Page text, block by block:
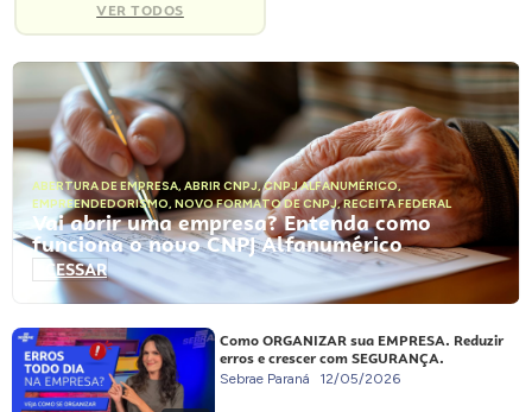
VER TODOS
ABERTURA DE EMPRESA, ABRIR CNPJ,CNPJ ALFANUMÉRICO,
EMPREENDEDORISMO, NOVO FORMATO DE CNPJ,RECEITA FEDERAL
Vai abrir uma empresa? Entenda como
funciona o novo CNPJ Alfanumérico
ACESSAR
Como ORGANIZAR sua EMPRESA. Reduzir
erros e crescer com SEGURANÇA.
Sebrae Paraná 12/05/2026